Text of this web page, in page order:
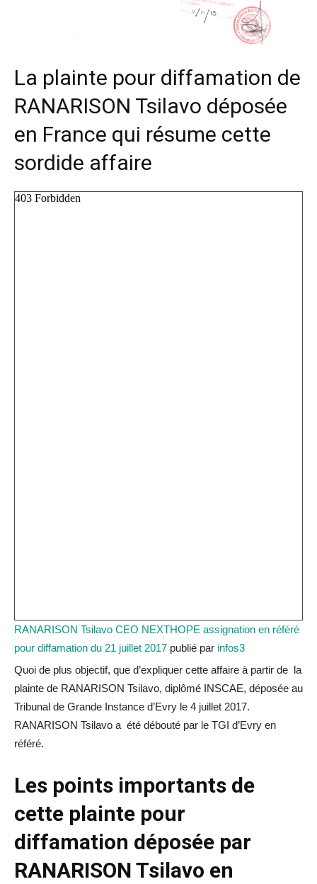
La plainte pour diffamation de
RANARISON Tsilavo déposée
en France qui résume cette
sordide affaire
RANARISON Tsilavo CEO NEXTHOPE assignation en référé
pour diffamation du 21 juillet 2017 publié par infos3
Quoi de plus objectif, que d’expliquer cette affaire à partir de la
plainte de RANARISON Tsilavo, diplômé INSCAE, déposée au
Tribunal de Grande Instance d’Evry le 4 juillet 2017.
RANARISON Tsilavo a été débouté par le TGI d’Evry en
référé.
Les points importants de
cette plainte pour
diffamation déposée par
RANARISON Tsilavo en